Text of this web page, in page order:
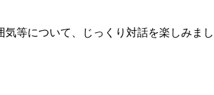
気等について、じっくり対話を楽しみまし